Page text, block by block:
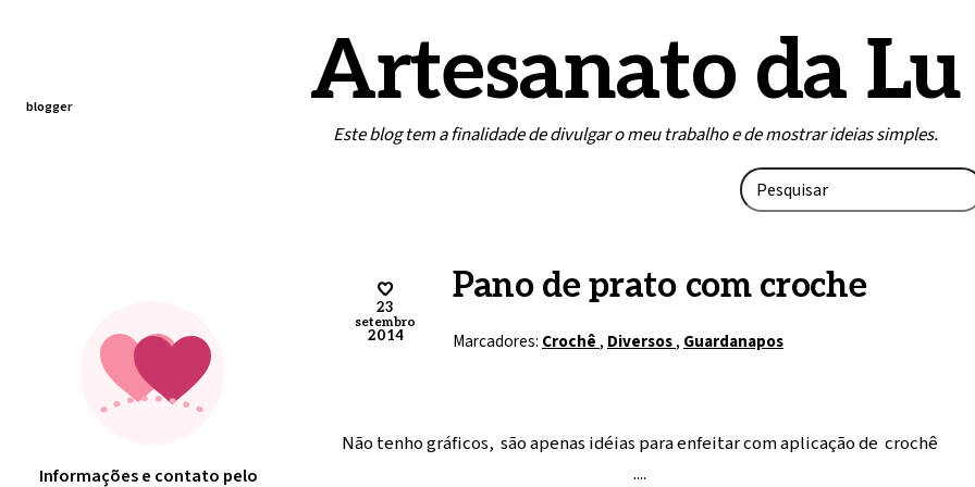
blogger Artesanato da Lu
Este blog tem a finalidade de divulgar o meu trabalho e de mostrar ideias simples.
Informações e contato pelo
Pano de prato com croche
Marcadores: Crochê , Diversos, Guardanapos
23
setembro
2014
Não tenho gráficos, são apenas idéias para enfeitar com aplicação de crochê
....